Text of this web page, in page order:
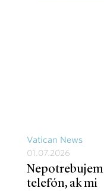
Vatican News
01.07.2026
Nepotrebujem
telefón, ak mi